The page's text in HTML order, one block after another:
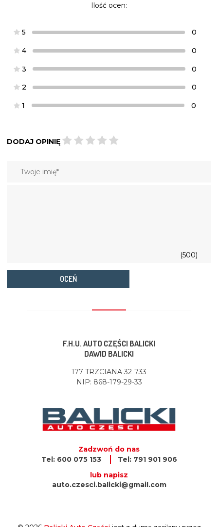
Ilość ocen:
5 0
4 0
3 0
2 0
1 0
DODAJ OPINIĘ
(500)
OCEŃ
F.H.U. AUTO CZĘŚCI BALICKI
DAWID BALICKI
177 TRZCIANA 32-733
NIP: 868-179-29-33
Zadzwoń do nas
Tel: 600 075 153
Tel: 791 901 906
lub napisz
auto.czesci.balicki@gmail.com